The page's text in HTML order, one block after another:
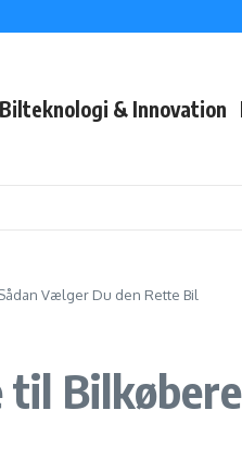
Bilteknologi & Innovation
Vælger Du den Rette Bil